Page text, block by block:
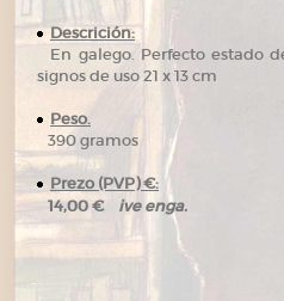
Descrición:
En galego. Perfecto estado
signos de uso 21 x 13 cm
Peso.
390 gramos
Prezo (PVP) €:
14,00 € ive enga.